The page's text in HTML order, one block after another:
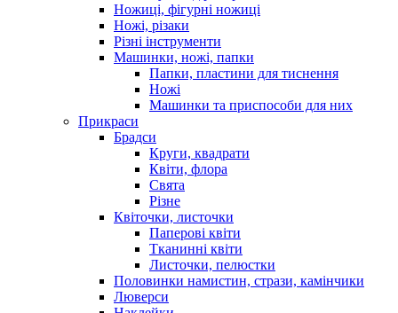
Ножиці, фігурні ножиці
Ножі, різаки
Різні інструменти
Машинки, ножі, папки
Папки, пластини для тиснення
Ножі
Машинки та приспособи для них
Прикраси
Брадси
Круги, квадрати
Квіти, флора
Свята
Різне
Квіточки, листочки
Паперові квіти
Тканинні квіти
Листочки, пелюстки
Половинки намистин, стрази, камінчики
Люверси